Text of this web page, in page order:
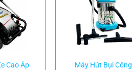
Cao Áp
Máy Hút Bụi Công